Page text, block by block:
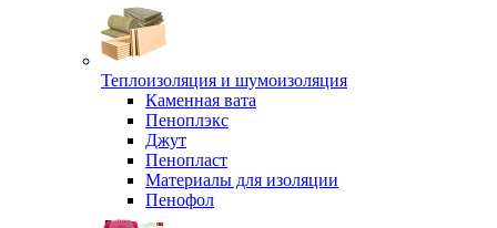
Теплоизоляция и шумоизоляция
Каменная вата
Пеноплэкс
Джут
Пенопласт
Материалы для изоляции
Пенофол